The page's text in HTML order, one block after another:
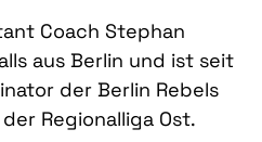
Coach Stephan
aus Berlin und ist seit
der Berlin Rebels
Regionalliga Ost.